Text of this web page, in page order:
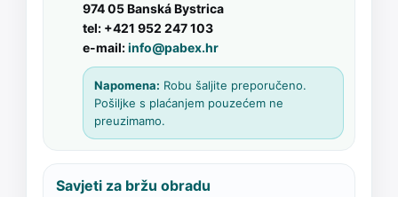
974 05 Banská Bystrica
tel: +421 952 247 103
e-mail:info@pabex.hr
Napomena: Robu šaljite preporučeno.
Pošiljke s plaćanjem pouzećem ne
preuzimamo.
Savjeti za bržu obradu